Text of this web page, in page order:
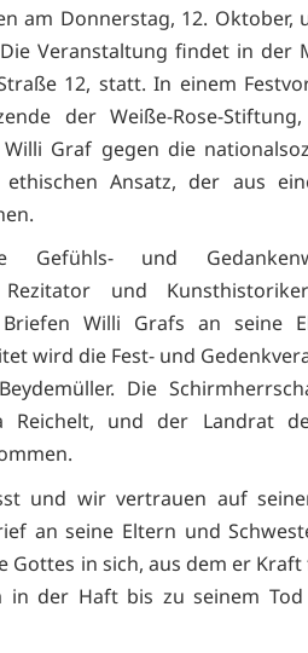
am Donnerstag, 12. Oktober,
Veranstaltung findet in der
12, statt. In einem
der Weiße-Rose-
Graf gegen die
Ansatz, der aus
und
und
Briefen Willi Grafs an seine
wird die Fest- und
Die
Reichelt, und der Landrat
und wir vertrauen auf
an seine Eltern und
Gottes in sich, aus dem er
der Haft bis zu seinem